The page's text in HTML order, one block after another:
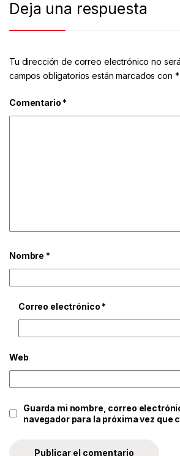
Deja una respuesta
Tu dirección de correo electrónico no
campos obligatorios están marcados con *
Comentario*
Nombre*
Correo electrónico*
Web
Guarda mi nombre, correo
navegador para la próxima vez que